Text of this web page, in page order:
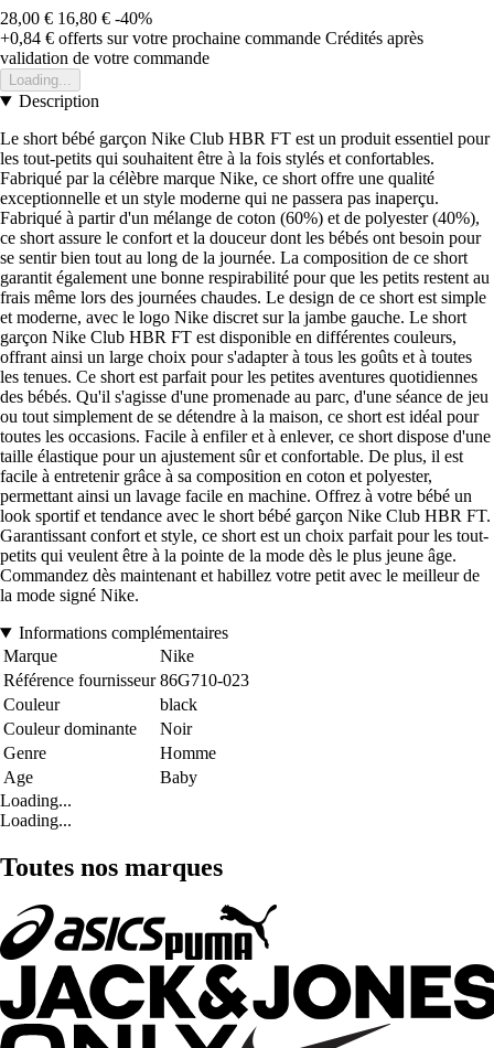
28,00 € 16,80 € -40%
+0,84 € offerts sur votre prochaine commande Crédités après
validation de votre commande
Loading...
Description
Le short bébé garçon Nike Club HBR FT est un produit essentiel pour
les tout-petits qui souhaitent être à la fois stylés et confortables.
Fabriqué par la célèbre marque Nike, ce short offre une qualité
exceptionnelle et un style moderne qui ne passera pas inaperçu.
Fabriqué à partir d'un mélange de coton (60%) et de polyester (40%),
ce short assure le confort et la douceur dont les bébés ont besoin pour
se sentir bien tout au long de la journée. La composition de ce short
garantit également une bonne respirabilité pour que les petits restent au
frais même lors des journées chaudes. Le design de ce short est simple
et moderne, avec le logo Nike discret sur la jambe gauche. Le short
garçon Nike Club HBR FT est disponible en différentes couleurs,
offrant ainsi un large choix pour s'adapter à tous les goûts et à toutes
les tenues. Ce short est parfait pour les petites aventures quotidiennes
des bébés. Qu'il s'agisse d'une promenade au parc, d'une séance de jeu
ou tout simplement de se détendre à la maison, ce short est idéal pour
toutes les occasions. Facile à enfiler et à enlever, ce short dispose d'une
taille élastique pour un ajustement sûr et confortable. De plus, il est
facile à entretenir grâce à sa composition en coton et polyester,
permettant ainsi un lavage facile en machine. Offrez à votre bébé un
look sportif et tendance avec le short bébé garçon Nike Club HBR FT.
Garantissant confort et style, ce short est un choix parfait pour les tout-
petits qui veulent être à la pointe de la mode dès le plus jeune âge.
Commandez dès maintenant et habillez votre petit avec le meilleur de
la mode signé Nike.
Informations complémentaires
Marque
Nike
Référence fournisseur 86G710-023
Couleur
black
Couleur dominante
Noir
Genre
Homme
Age
Baby
Loading...
Loading...
Toutes nos marques